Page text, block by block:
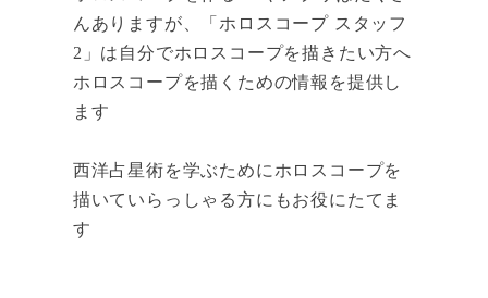
んありますが、「ホロスコープ スタッフ
2」は自分でホロスコープを描きたい方へ
ホロスコープを描くための情報を提供し
ます
西洋占星術を学ぶためにホロスコープを
描いていらっしゃる方にもお役にたてま
す